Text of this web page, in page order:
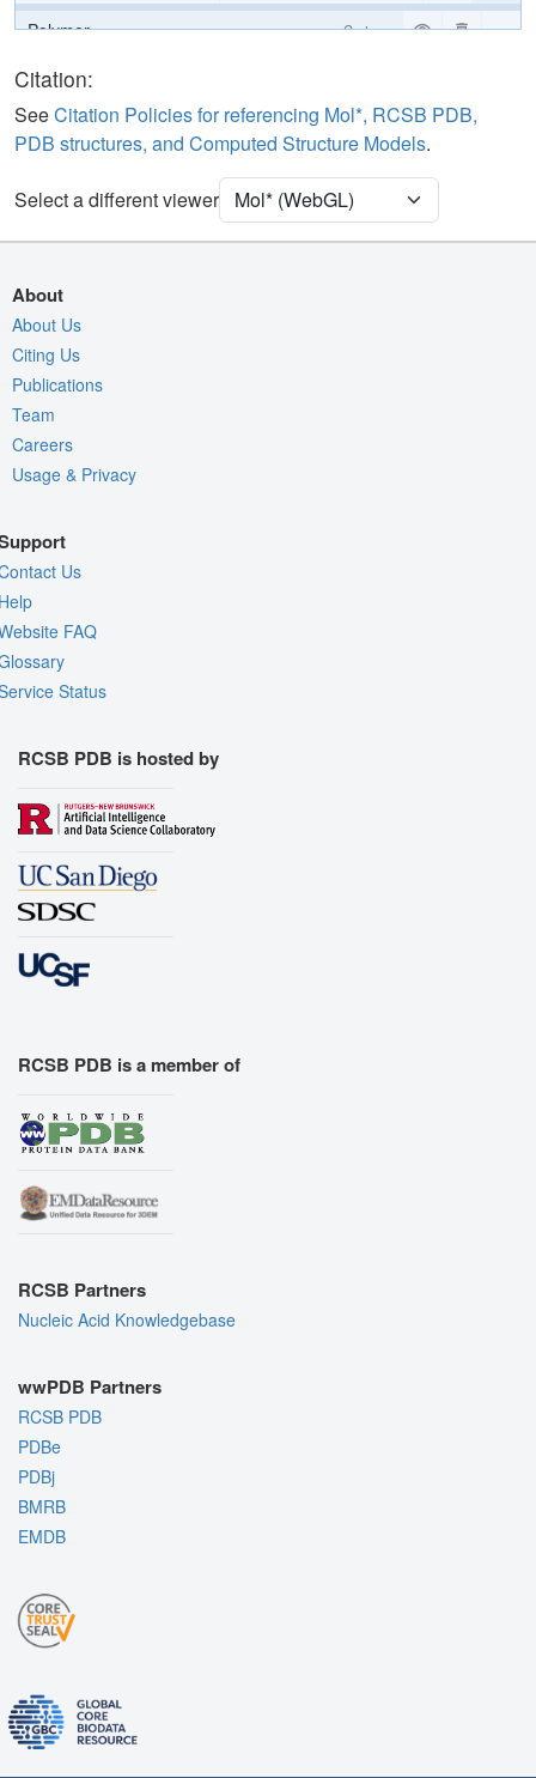
Polymer
Cartoon
Ligand
Water Ball & Stick
[Focus] Target Ball & Stick
[Focus] Surroundings (5 Å)
Density
2Fo-Fc σ
Fo-Fc(+ve) σ
View
Controls Help
Assembly Symmetry
Export Models
Export Geometry
Citation:
SeeCitation Policies for referencing Mol*, RCSB PDB,
PDB structures, and Computed Structure Models.
Select a different viewer
About
About Us
Citing Us
Publications
Team
Careers
Usage & Privacy
Us
FAQ
Status
RCSB PDB is hosted by
RCSB PDB is a member of
RCSB Partners
Nucleic Acid Knowledgebase
wwPDB Partners
RCSB PDB
PDBe
PDBj
BMRB
EMDB